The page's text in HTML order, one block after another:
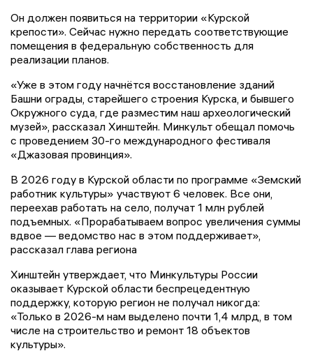
Он должен появиться на территории «Курской
крепости». Сейчас нужно передать соответствующие
помещения в федеральную собственность для
реализации планов.
«Уже в этом году начнётся восстановление зданий
Башни ограды, старейшего строения Курска, и бывшего
Окружного суда, где разместим наш археологический
музей», рассказал Хинштейн. Минкульт обещал помочь
с проведением 30-го международного фестиваля
«Джазовая провинция».
В 2026 году в Курской области по программе «Земский
работник культуры» участвуют 6 человек. Все они,
переехав работать на село, получат 1 млн рублей
подъемных. «Прорабатываем вопрос увеличения суммы
вдвое — ведомство нас в этом поддерживает»,
рассказал глава региона
Хинштейн утверждает, что Минкультуры России
оказывает Курской области беспрецедентную
поддержку, которую регион не получал никогда:
«Только в 2026-м нам выделено почти 1,4 млрд, в том
числе на строительство и ремонт 18 объектов
культуры».